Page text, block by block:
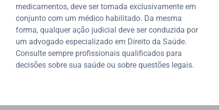
medicamentos, deve ser tomada exclusivamente em
conjunto com um médico habilitado. Da mesma
forma, qualquer ação judicial deve ser conduzida por
um advogado especializado em Direito da Saúde.
Consulte sempre profissionais qualificados para
decisões sobre sua saúde ou sobre questões legais.